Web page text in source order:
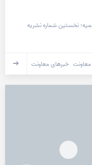
نخستین شماره نشریه
معاونت خبرهای معاونت